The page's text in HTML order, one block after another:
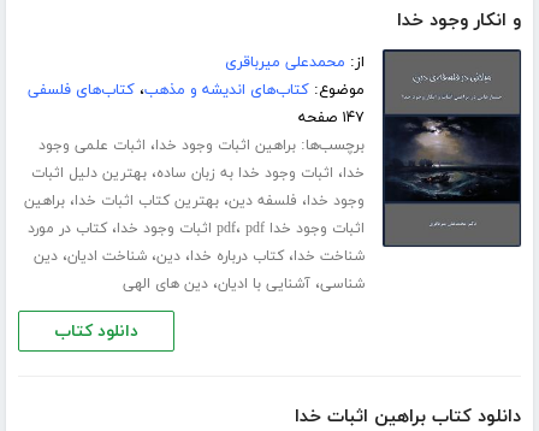
و انکار وجود خدا
از: محمدعلی میرباقری
موضوع:کتاب‌های اندیشه و مذهب،کتاب‌های فلسفی
۱۴۷ صفحه
برچسب‌ها:براهین اثبات وجود خدا، اثبات علمی وجود
خدا، اثبات وجود خدا به زبان ساده،بهترین دلیل اثبات
وجود خدا، فلسفه دین،بهترین کتاب اثبات خدا،براهین
اثبات وجود خدا pdf
، pdf اثبات وجود خدا ،کتاب در مورد
شناخت خدا،کتاب درباره خدا،دین،شناخت ادیان،دین
شناسی،آشنایی با ادیان،دین های الهی
دانلود کتاب
دانلود کتاب براهین اثبات خدا